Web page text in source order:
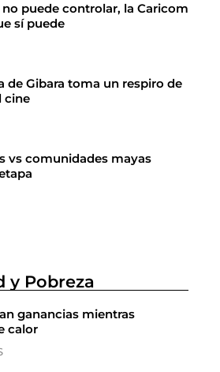
puede controlar, la Caricom
sí puede
de Gibara toma un respiro de
cine
vs comunidades mayas
y Pobreza
ganancias mientras
calor